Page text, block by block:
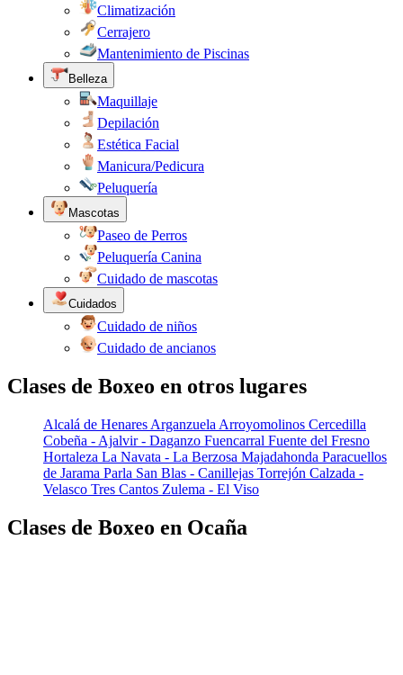
Climatización
Cerrajero
Mantenimiento de Piscinas
Belleza
Maquillaje
Depilación
Estética Facial
Manicura/Pedicura
Peluquería
Mascotas
Paseo de Perros
Peluquería Canina
Cuidado de mascotas
Cuidados
Cuidado de niños
Cuidado de ancianos
Clases de Boxeo en otros lugares
Alcalá de Henares Arganzuela Arroyomolinos Cercedilla
Cobeña - Ajalvir - Daganzo Fuencarral Fuente del Fresno
Hortaleza La Navata - La Berzosa Majadahonda Paracuellos
de Jarama Parla San Blas - Canillejas Torrejón Calzada -
Velasco Tres Cantos Zulema - El Viso
Clases de Boxeo en Ocaña